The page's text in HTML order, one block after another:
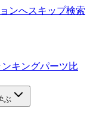
ンへスキップ検索
ンキングパーツ比
ぶ